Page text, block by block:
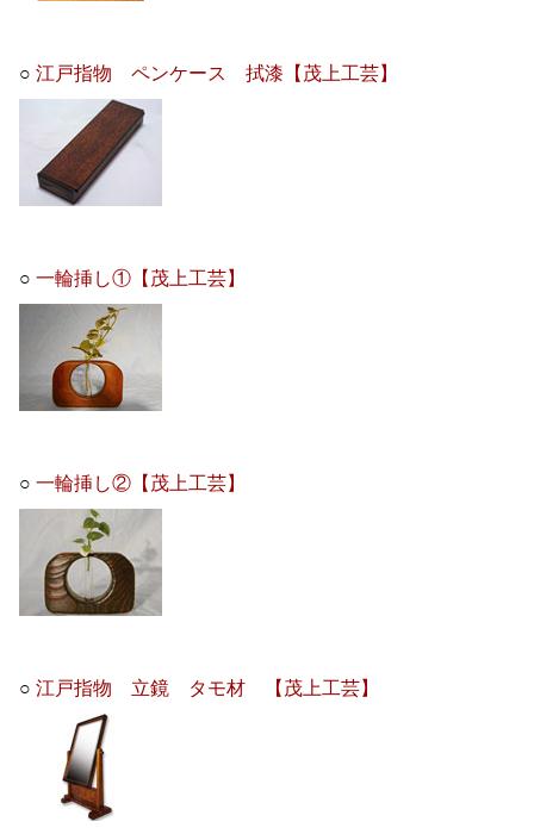
○江戸指物 ペンケース 拭漆【茂上工芸】
○一輪挿し①【茂上工芸】
○一輪挿し②【茂上工芸】
○江戸指物 立鏡 タモ材 【茂上工芸】